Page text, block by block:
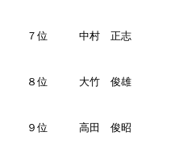
７位 中村 正志
８位 大竹 俊雄
９位 高田 俊昭